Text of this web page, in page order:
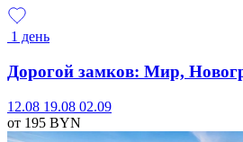
1 день
Дорогой замков: Мир,
12.08 19.08 02.09
от 195 BYN